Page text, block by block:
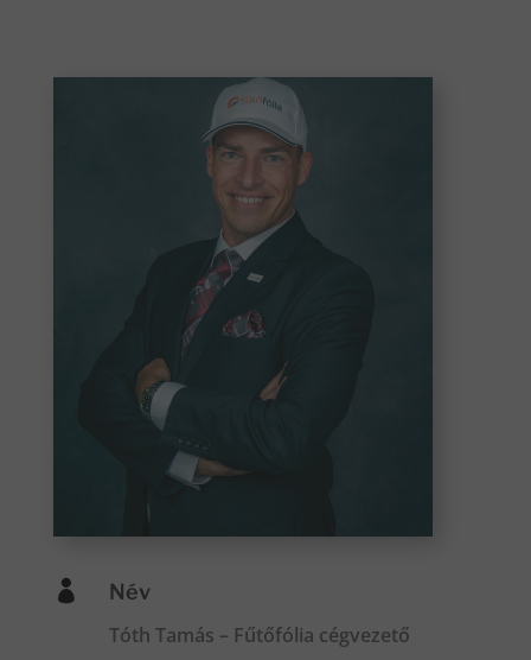
 Név
Tóth Tamás – Fűtőfólia cégvezető